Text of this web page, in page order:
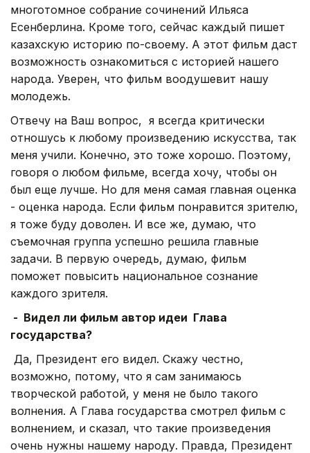
многотомное собрание сочинений Ильяса
Есенберлина. Кроме того, сейчас каждый пишет
казахскую историю по-своему. А этот фильм даст
возможность ознакомиться с историей нашего
народа. Уверен, что фильм воодушевит нашу
молодежь.
Отвечу на Ваш вопрос, я всегда критически
отношусь к любому произведению искусства, так
меня учили. Конечно, это тоже хорошо. Поэтому,
говоря о любом фильме, всегда хочу, чтобы он
был еще лучше. Но для меня самая главная оценка
- оценка народа. Если фильм понравится зрителю,
я тоже буду доволен. И все же, думаю, что
съемочная группа успешно решила главные
задачи. В первую очередь, думаю, фильм
поможет повысить национальное сознание
каждого зрителя.
- Видел ли фильм автор идеи Глава
государства?
Да, Президент его видел. Скажу честно,
возможно, потому, что я сам занимаюсь
творческой работой, у меня не было такого
волнения. А Глава государства смотрел фильм с
волнением, и сказал, что такие произведения
очень нужны нашему народу. Правда, Президент